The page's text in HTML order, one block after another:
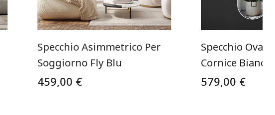
Specchio Asimmetrico Per
Soggiorno Fly Blu
459,00 €
Specchio
Cornice Bianca
579,00 €